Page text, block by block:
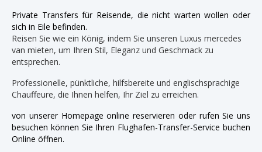
Private Transfers für Reisende, die nicht warten wollen oder
sich in Eile befinden.
Reisen Sie wie ein König, indem Sie unseren Luxus mercedes
van mieten, um Ihren Stil, Eleganz und Geschmack zu
entsprechen.
Professionelle, pünktliche, hilfsbereite und englischsprachige
Chauffeure, die Ihnen helfen, Ihr Ziel zu erreichen.
von unserer Homepage online reservieren oder rufen Sie uns
besuchen können Sie Ihren Flughafen-Transfer-Service buchen
Online öffnen.